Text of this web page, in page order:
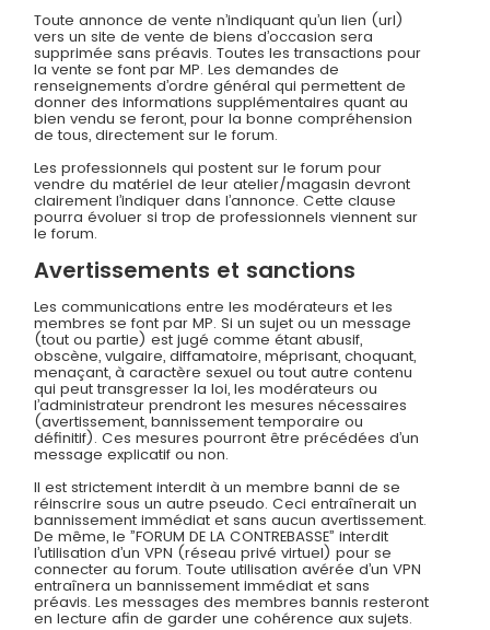
Toute annonce de vente n’indiquant qu’un lien (url)
vers un site de vente de biens d’occasion sera
supprimée sans préavis. Toutes les transactions pour
la vente se font par MP. Les demandes de
renseignements d’ordre général qui permettent de
donner des informations supplémentaires quant au
bien vendu se feront, pour la bonne compréhension
de tous, directement sur le forum.
Les professionnels qui postent sur le forum pour
vendre du matériel de leur atelier/magasin devront
clairement l’indiquer dans l’annonce. Cette clause
pourra évoluer si trop de professionnels viennent sur
le forum.
Avertissements et sanctions
Les communications entre les modérateurs et les
membres se font par MP. Si un sujet ou un message
(tout ou partie) est jugé comme étant abusif,
obscène, vulgaire, diffamatoire, méprisant, choquant,
menaçant, à caractère sexuel ou tout autre contenu
qui peut transgresser la loi, les modérateurs ou
l’administrateur prendront les mesures nécessaires
(avertissement, bannissement temporaire ou
définitif). Ces mesures pourront être précédées d’un
message explicatif ou non.
Il est strictement interdit à un membre banni de se
réinscrire sous un autre pseudo. Ceci entraînerait un
bannissement immédiat et sans aucun avertissement.
De même, le ”FORUM DE LA CONTREBASSE” interdit
l’utilisation d’un VPN (réseau privé virtuel) pour se
connecter au forum. Toute utilisation avérée d’un VPN
entraînera un bannissement immédiat et sans
préavis. Les messages des membres bannis resteront
en lecture afin de garder une cohérence aux sujets.